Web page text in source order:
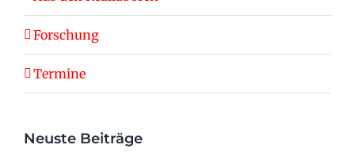
Forschung
Termine
Neuste Beiträge